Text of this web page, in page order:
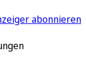
abonnieren